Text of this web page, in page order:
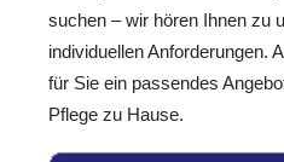
suchen – wir hören Ihnen zu
individuellen Anforderungen.
für Sie ein passendes
Pflege zu Hause.